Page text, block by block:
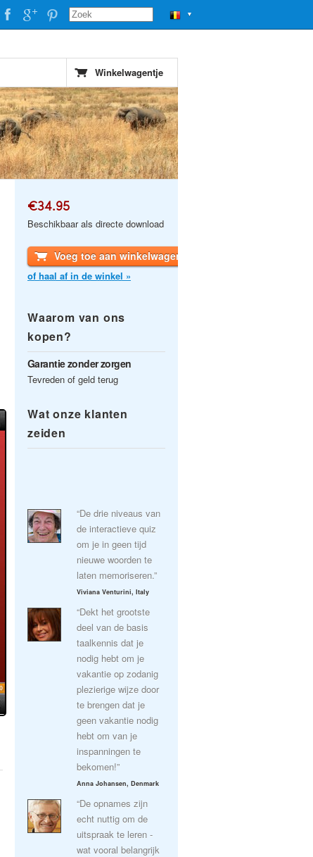
▼
Winkelwagentje
€34.95
Beschikbaar als directe download
Voeg toe aan winkelwagen
of haal af in de winkel »
Waarom van ons
kopen?
Garantie zonder zorgen
Tevreden of geld terug
Wat onze klanten
zeiden
“De drie niveaus van
de interactieve quiz
om je in geen tijd
nieuwe woorden te
laten memoriseren.”
Viviana Venturini, Italy
“Dekt het grootste
deel van de basis
taalkennis dat je
nodig hebt om je
vakantie op zodanig
plezierige wijze door
te brengen dat je
geen vakantie nodig
hebt om van je
inspanningen te
bekomen!”
Anna Johansen, Denmark
“De opnames zijn
echt nuttig om de
uitspraak te leren -
wat vooral belangrijk